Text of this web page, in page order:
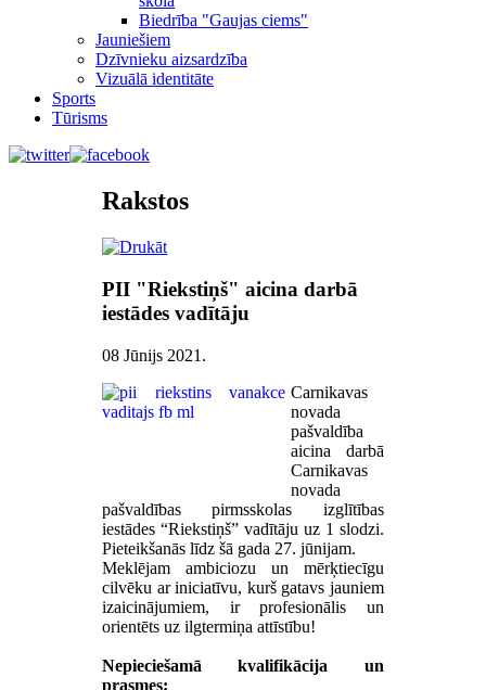
Biedrība "Gaujas ciems"
Jauniešiem
Dzīvnieku aizsardzība
Vizuālā identitāte
Sports
Tūrisms
Rakstos
PII "Riekstiņš" aicina darbā
iestādes vadītāju
08 Jūnijs 2021 .
Carnikavas
novada
pašvaldība
aicina darbā
Carnikavas
novada
pašvaldības pirmsskolas izglītības
iestādes “Riekstiņš” vadītāju uz 1 slodzi.
Pieteikšanās līdz šā gada 27. jūnijam.
Meklējam ambiciozu un mērķtiecīgu
cilvēku ar iniciatīvu, kurš gatavs jauniem
izaicinājumiem, ir profesionālis un
orientēts uz ilgtermiņa attīstību!
Nepieciešamā kvalifikācija un
prasmes: